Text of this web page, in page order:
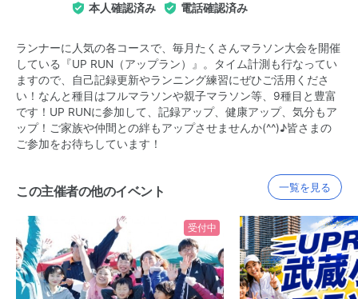
本人確認済み 電話確認済み
ランナーに人気の各コースで、毎月たくさんマラソン大会を開催
している『UP RUN（アップラン）』。タイム計測も行なってい
ますので、自己記録更新やランニング練習にぜひご活用くださ
い！なんと種目はフルマラソンや親子マラソン等、9種目と豊富
です！UP RUNに参加して、記録アップ、健康アップ、気分もア
ップ！ご家族や仲間との絆もアップさせませんか(^^)♪皆さまの
ご参加をお待ちしています！
この主催者の他のイベント 一覧を見る
受付中